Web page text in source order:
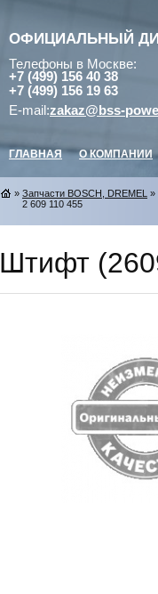
ОФИЦИАЛЬНЫЙ
Телефоны в Москве:
+7 (499) 156 40 38
+7 (499) 156 19 63
E-mail:zakaz@bss-
ГЛАВНАЯ О КОМПАНИИ
» Запчасти BOSCH, DREMEL »
2 609 110 455
Штифт